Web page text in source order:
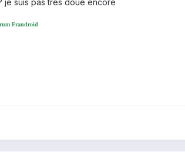
Frandroid